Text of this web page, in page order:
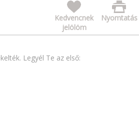
Nyomtatás
Kedvencnek
jelölöm
Legyél Te az első: